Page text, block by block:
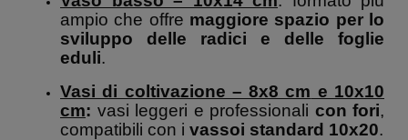
ampio che offre maggiore spazio per lo
sviluppo delle radici e delle foglie
eduli.
Vasi di coltivazione – 8x8 cm e 10x10
cm: vasi leggeri e professionali con fori,
compatibili con i vassoi standard 10x20.